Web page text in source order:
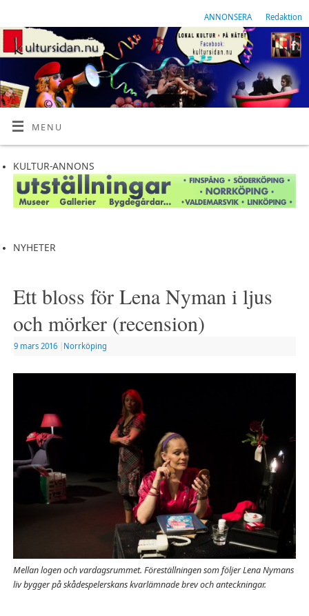
ANNONSERA Redaktion
MENU
KULTUR-ANNONS
NYHETER
Ett bloss för Lena Nyman i ljus
och mörker (recension)
9 mars 2016 Norrköping
Mellan logen och vardagsrummet. Föreställningen som följer Lena Nymans
liv bygger på skådespelerskans kvarlämnade brev och anteckningar.